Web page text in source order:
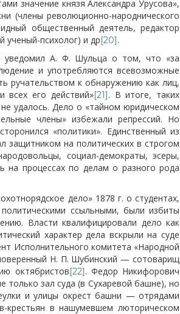
значение князя Александра Урусова»,
(члены революционно-народнического
общественный деятель, редактор
ученый-психолог) и др[20].
уведомил А. Ф. Шульца о том, что «за
и употребляются всевозможные
ручательством к обнаружению как лиц,
всех его действий»[21]. В итоге, таких
удалось. Дело о «тайном юридическом
члены» избежали репрессий. Но
«политики». Единственный из
защитником на политических в строгом
социал-демократы, эсеры,
на процессах по делам о разного рода
дело» 1878 г. о студентах,
ссыльными, были избиты
Власти квалифицировали дело как
характер дела вскрыли на суде
Исполнительного комитета «Народной
Н. П. Шубинский — сотоварищ
октябристов[22]. Федор Никифорович
только зал суда (в Сухаревой башне), но
и улицы окрест башни — отрядами
крестьян в нашумевшем люторическом